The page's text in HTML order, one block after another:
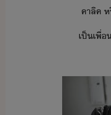
คาลิค​
เป็เพื่